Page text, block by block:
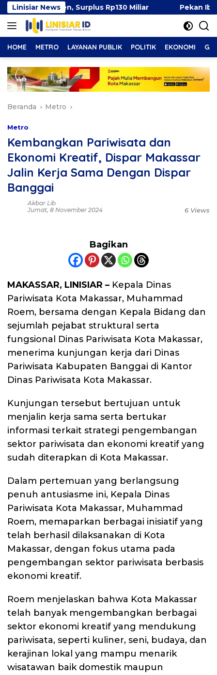
Langsung
ke
konten
Linisiar News
Persen, Surplus Rp130 Miliar Pekan Ibu
HOME METRO LAYANAN PUBLIK POLITIK EKONOMI
Beranda Metro
Metro
Kembangkan Pariwisata dan
Ekonomi Kreatif, Dispar Makassar
Jalin Kerja Sama Dengan Dispar
Banggai
Akbar Lib
Jumat, 8 November 2024
6 Views
Bagikan
MAKASSAR, LINISIAR – Kepala Dinas
Pariwisata Kota Makassar, Muhammad
Roem, bersama dengan Kepala Bidang dan
sejumlah pejabat struktural serta
fungsional Dinas Pariwisata Kota Makassar,
menerima kunjungan kerja dari Dinas
Pariwisata Kabupaten Banggai di Kantor
Dinas Pariwisata Kota Makassar.
Kunjungan tersebut bertujuan untuk
menjalin kerja sama serta bertukar
informasi terkait strategi pengembangan
sektor pariwisata dan ekonomi kreatif yang
sudah diterapkan di Kota Makassar.
Dalam pertemuan yang berlangsung
penuh antusiasme ini, Kepala Dinas
Pariwisata Kota Makassar, Muhammad
Roem, memaparkan berbagai inisiatif yang
telah berhasil dilaksanakan di Kota
Makassar, dengan fokus utama pada
pengembangan sektor pariwisata berbasis
ekonomi kreatif.
Roem menjelaskan bahwa Kota Makassar
telah banyak mengembangkan berbagai
sektor ekonomi kreatif yang mendukung
pariwisata, seperti kuliner, seni, budaya, dan
kerajinan lokal yang mampu menarik
wisatawan baik domestik maupun